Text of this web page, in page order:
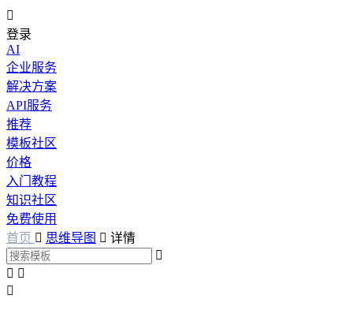

登录
AI
企业服务
解决方案
API服务
推荐
模板社区
价格
入门教程
知识社区
免费使用
首页  思维导图  详情

 
